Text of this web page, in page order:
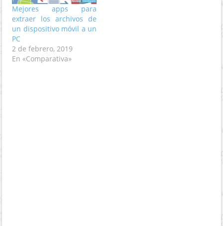
Mejores apps para
extraer los archivos de
un dispositivo móvil a un
PC
2 de febrero, 2019
En «Comparativa»